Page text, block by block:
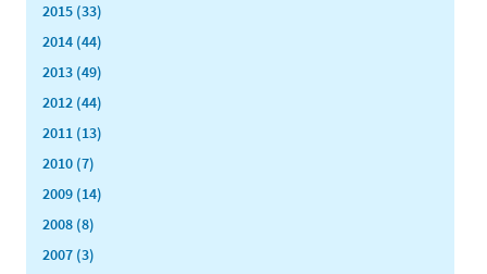
2015 (33)
2014 (44)
2013 (49)
2012 (44)
2011 (13)
2010 (7)
2009 (14)
2008 (8)
2007 (3)